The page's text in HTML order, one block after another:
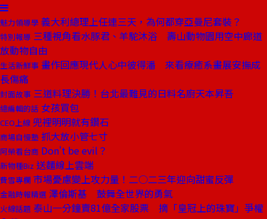
魅力領導學 義大利總理上任連三天，為何都穿亞曼尼套裝？
特別報導 三種視角看水豚君、羊駝沐浴 壽山動物園用空中廊道
放動物自由
生活新鮮事 畫作回應現代人心中彼得潘 來看療癒系畫展安撫成
長傷痛
封面故事 三道料理決勝！台北最難見的日料名廚天本昇吾
總編輯的話 女孩買包
CEO上線 兜裡明明就有鑽石
商場自慢塾 抓大放小管七寸
阿榮看台商 Don't be evil？
新物種Biz 送麵線上雲端
費雪專欄 市場憂慮變上攻力量！二○二三年迎向甜蜜反彈
金融時報精選 澤倫斯基 鼓舞全世界的勇氣
火線話題 泰山一分鐘賣81億全家股票 摘「皇冠上的珠寶」爭權